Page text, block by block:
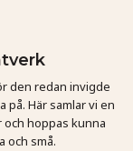
den redan invigde
Här samlar vi en
hoppas kunna
och små.